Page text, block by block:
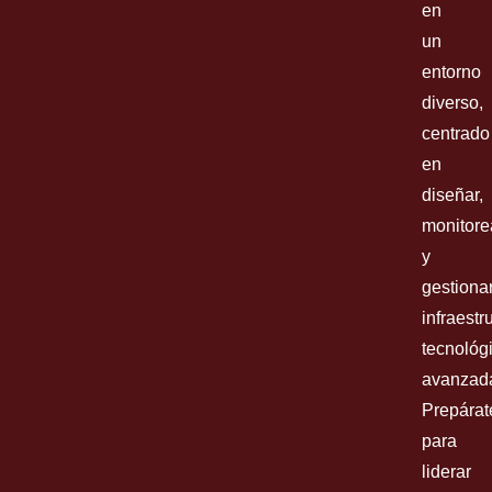
en
un
entorno
diverso,
centrado
en
diseñar,
y
para
liderar